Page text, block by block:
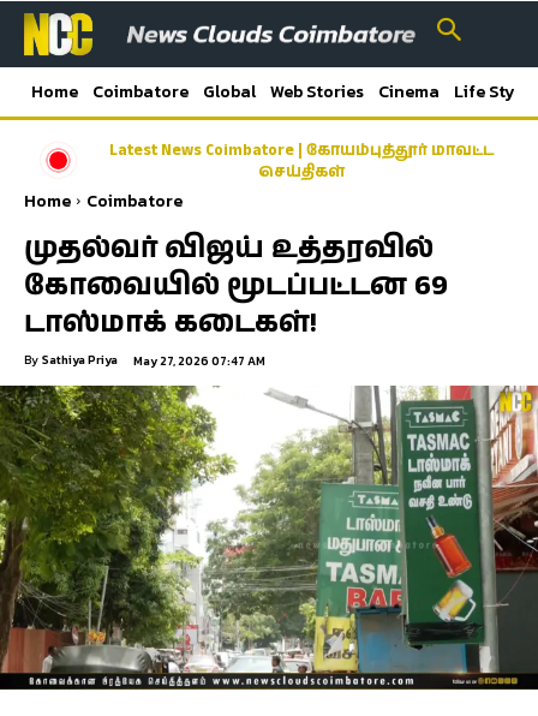
Home Coimbatore Global Web Stories Cinema Life Style
Latest News Coimbatore | கோயம்புத்தூர் மாவட்ட
செய்திகள்
Home Coimbatore
முதல்வர் விஜய் உத்தரவில்
கோவையில் மூடப்பட்டன 69
டாஸ்மாக் கடைகள்!
By Sathiya Priya May 27, 2026 07:47 AM